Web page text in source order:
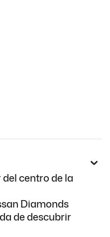
centro de la
Diamonds
de descubrir